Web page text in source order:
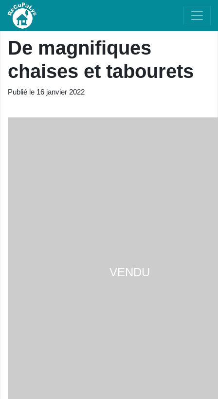
De magnifiques
chaises et tabourets
Publié le 16 janvier 2022
VENDU